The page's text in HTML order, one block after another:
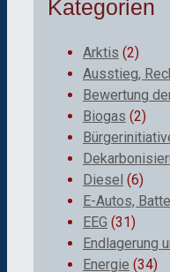
Kategorien
Arktis (2)
Ausstieg,
Bewertung
Biogas (2)
Diesel (6)
E-Autos,
EEG (31)
Endlagerung
Energie (34)